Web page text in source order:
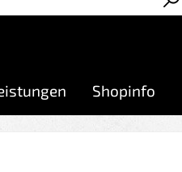
Shopinfo